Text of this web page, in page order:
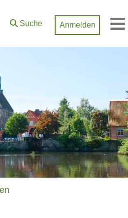
Suche Anmelden